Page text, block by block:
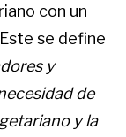
con un
se define
y
de
y la